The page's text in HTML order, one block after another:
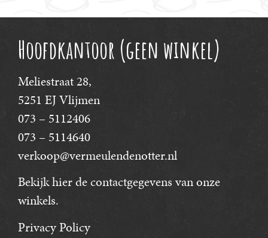
Hoofdkantoor (geen winkel)
Meliestraat 28,
5251 EJ Vlijmen
073 – 5112406
073 – 5114640
verkoop@vermeulendenotter.nl
Bekijk hierde contactgegevens van onze
winkels.
Privacy Policy